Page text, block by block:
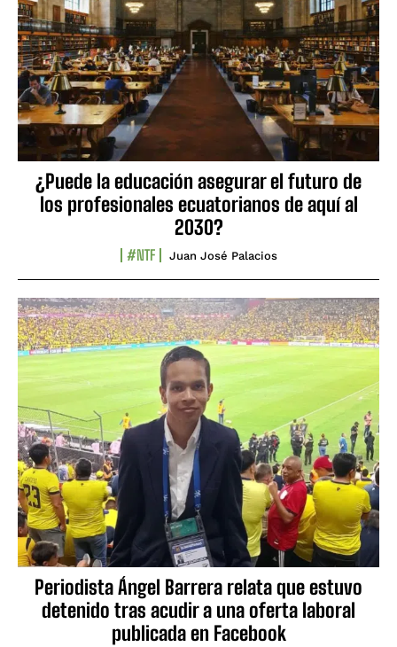
¿Puede la educación asegurar el futuro de
los profesionales ecuatorianos de aquí al
2030?
#NTF Juan José Palacios
Periodista Ángel Barrera relata que estuvo
detenido tras acudir a una oferta laboral
publicada en Facebook